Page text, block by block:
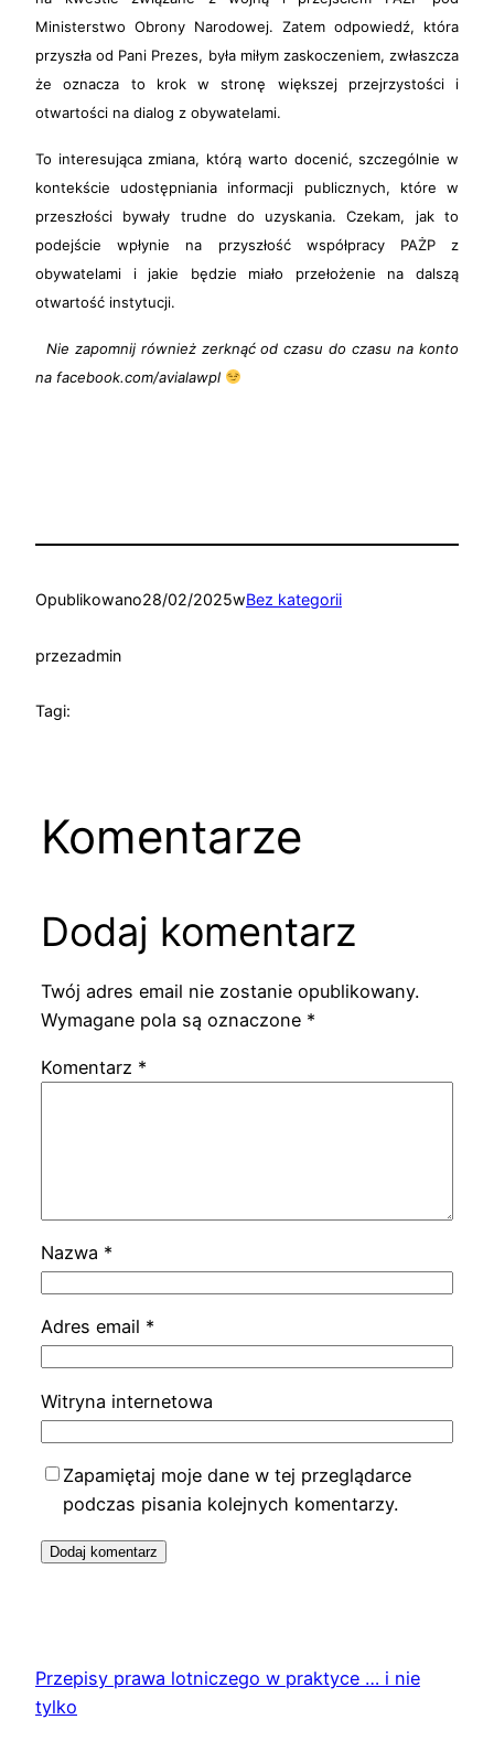
Ministerstwo Obrony Narodowej. Zatem odpowiedź, która
przyszła od Pani Prezes, była miłym zaskoczeniem, zwłaszcza
że oznacza to krok w stronę większej przejrzystości i
otwartości na dialog z obywatelami.
To interesująca zmiana, którą warto docenić, szczególnie w
kontekście udostępniania informacji publicznych, które w
przeszłości bywały trudne do uzyskania. Czekam, jak to
podejście wpłynie na przyszłość współpracy PAŻP z
obywatelami i jakie będzie miało przełożenie na dalszą
otwartość instytucji.
Nie zapomnij również zerknąć od czasu do czasu na konto
na facebook.com/avialawpl
Opublikowano28/02/2025wBez kategorii
przezadmin
Tagi:
Komentarze
Dodaj komentarz
Twój adres email nie zostanie opublikowany.
Wymagane pola są oznaczone *
Komentarz *
Nazwa *
Adres email *
Witryna internetowa
Zapamiętaj moje dane w tej przeglądarce
podczas pisania kolejnych komentarzy.
Przepisy prawa lotniczego w praktyce … i nie
tylko